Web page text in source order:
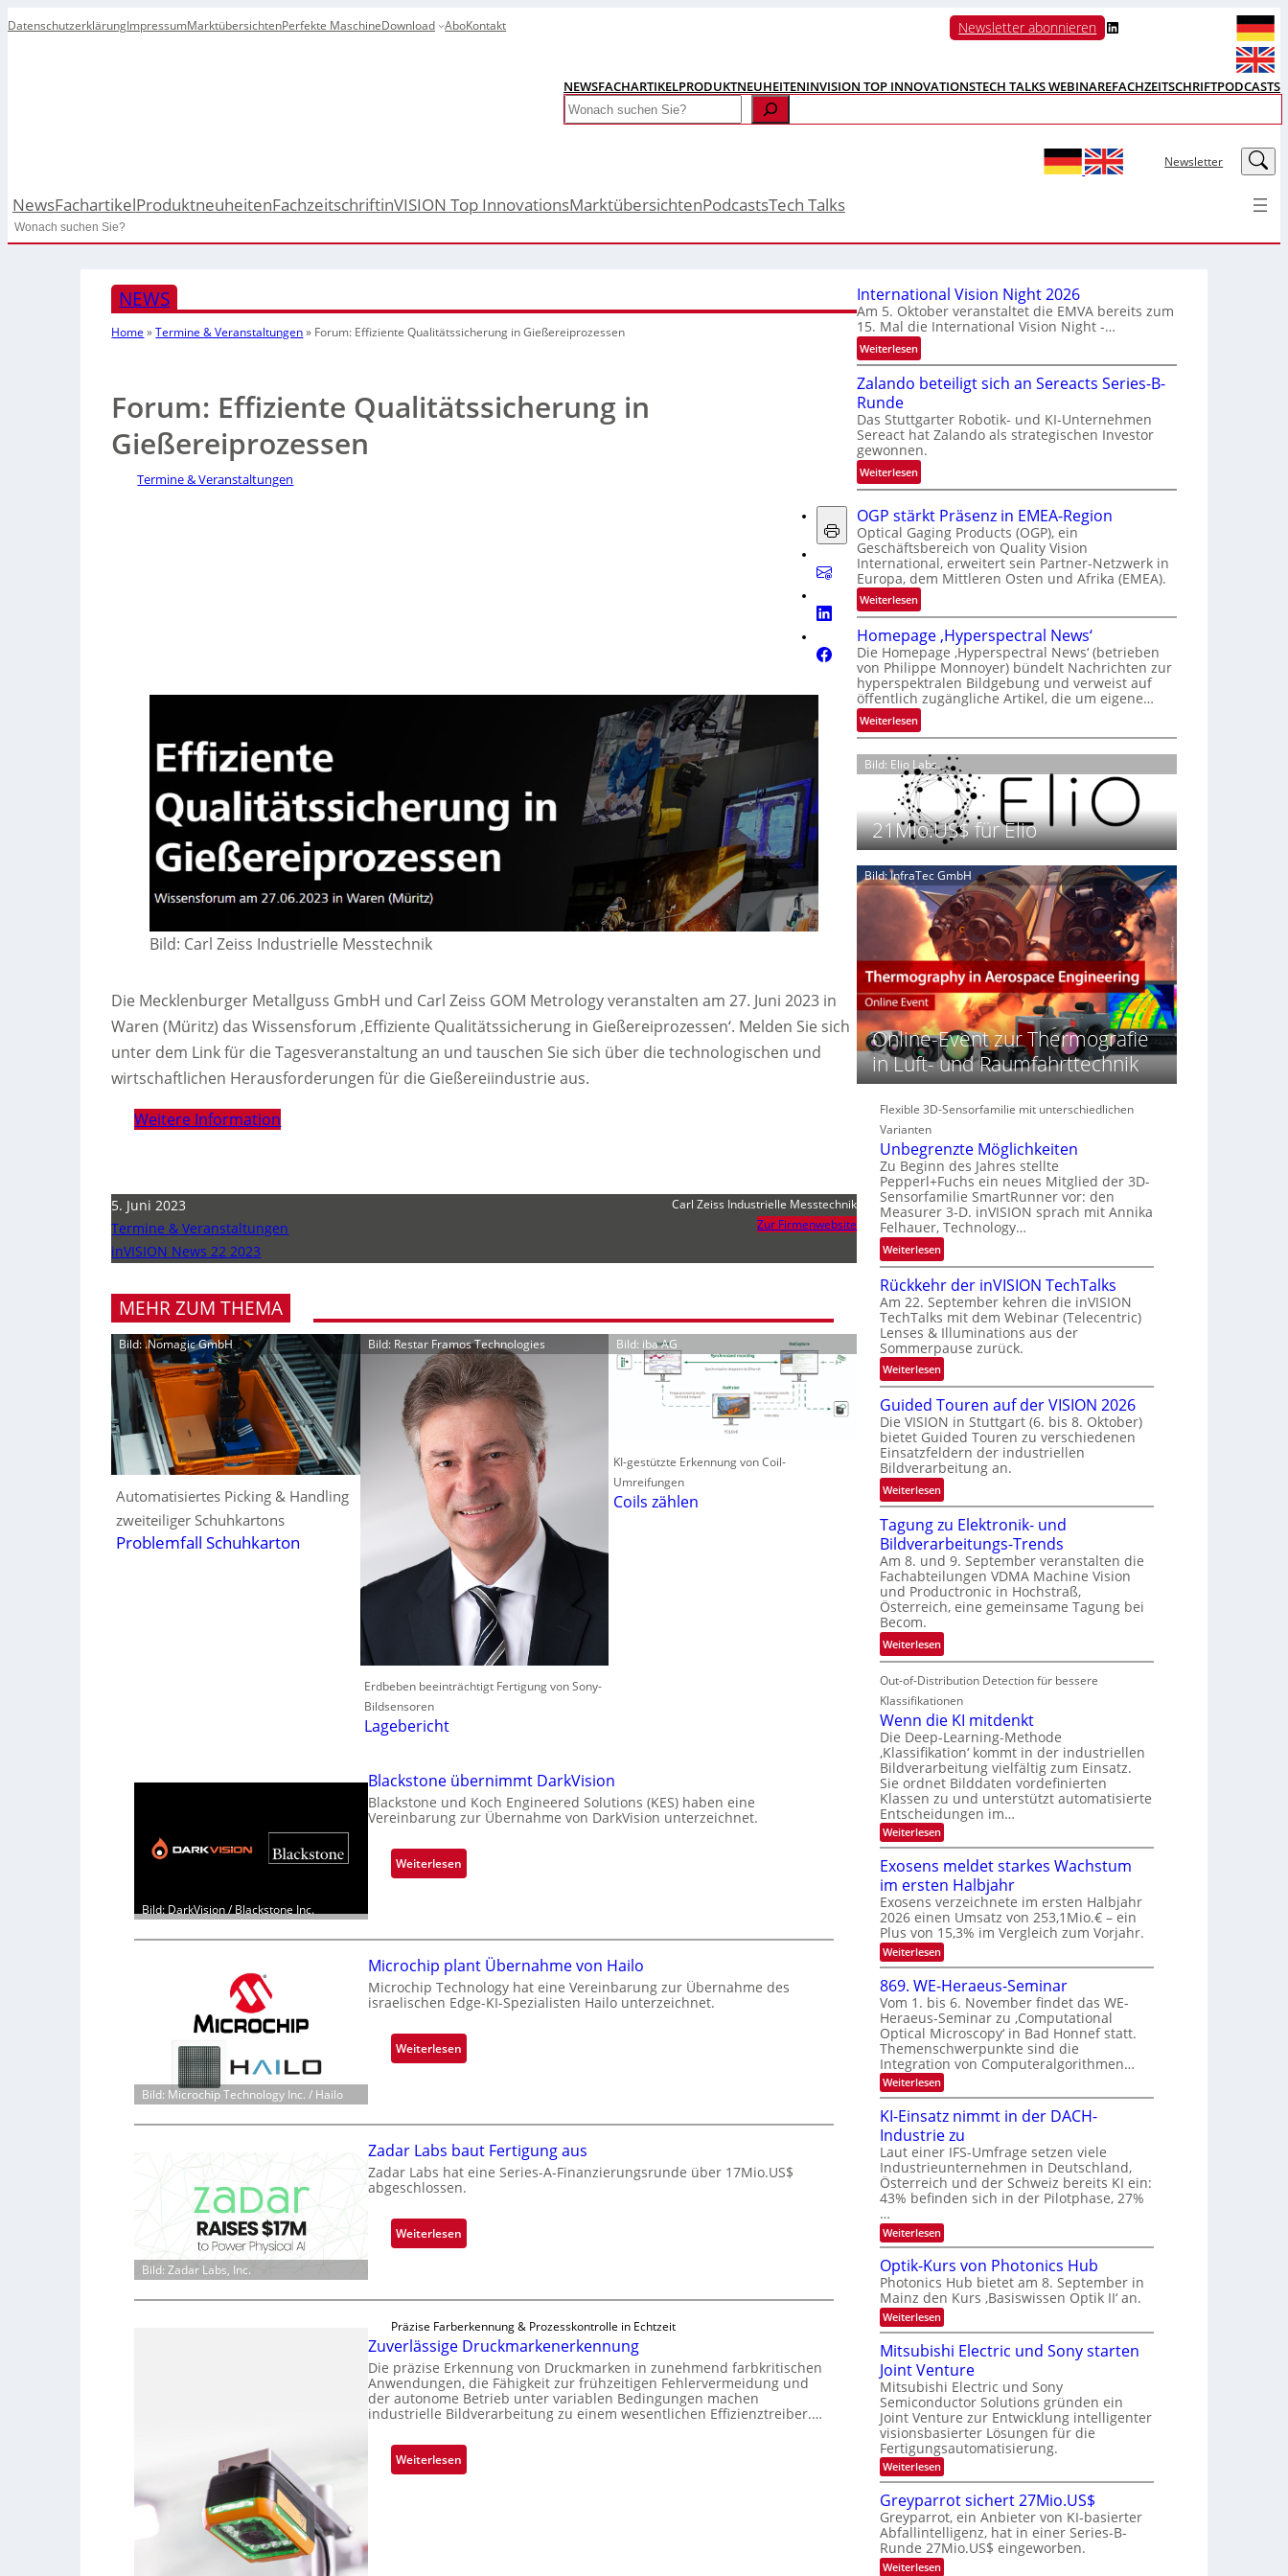
DatenschutzerklärungImpressumMarktübersichtenPerfekte MaschineDownload AboKontakt Newsletter abonnieren LinkedIn
NEWSFACHARTIKELPRODUKTNEUHEITENINVISION TOP INNOVATIONSTECH TALKS WEBINAREFACHZEITSCHRIFTPODCASTS
Search
Newsletter LinkedIn
NewsFachartikelProduktneuheitenFachzeitschriftinVISION Top InnovationsMarktübersichtenPodcastsTech Talks
Search
NEWS
Home »Termine & Veranstaltungen» Forum: Effiziente Qualitätssicherung in Gießereiprozessen
Forum: Effiziente Qualitätssicherung in
Gießereiprozessen
Termine & Veranstaltungen
Bild: Carl Zeiss Industrielle Messtechnik
Die Mecklenburger Metallguss GmbH und Carl Zeiss GOM Metrology veranstalten am 27. Juni 2023 in
Waren (Müritz) das Wissensforum ‚Effiziente Qualitätssicherung in Gießereiprozessen‘. Melden Sie sich
unter dem Link für die Tagesveranstaltung an und tauschen Sie sich über die technologischen und
wirtschaftlichen Herausforderungen für die Gießereiindustrie aus.
Weitere Information
5. Juni 2023
Termine & Veranstaltungen
inVISION News 22 2023
Carl Zeiss Industrielle Messtechnik
Zur Firmenwebsite
MEHR ZUM THEMA
Bild: .Nomagic GmbH
Automatisiertes Picking & Handling
zweiteiliger Schuhkartons
Problemfall Schuhkarton
Bild: Restar Framos Technologies
Erdbeben beeinträchtigt Fertigung von Sony-
Bildsensoren
Lagebericht
Bild: iba AG
KI-gestützte Erkennung von Coil-
Umreifungen
Coils zählen
Bild: DarkVision / Blackstone Inc.
Blackstone übernimmt DarkVision
Blackstone und Koch Engineered Solutions (KES) haben eine
Vereinbarung zur Übernahme von DarkVision unterzeichnet.
Weiterlesen:
B
c
k
s
t
n
e
e
r
n
i
m
t
r
k
V
i
s
i
n
Bild: Microchip Technology Inc. / Hailo
Microchip plant Übernahme von Hailo
Microchip Technology hat eine Vereinbarung zur Übernahme des
israelischen Edge-KI-Spezialisten Hailo unterzeichnet.
Weiterlesen:
M
r
o
c
h
p
p
t
Ü
b
e
r
a
h
Bild: Zadar Labs, Inc.
Zadar Labs baut Fertigung aus
Zadar Labs hat eine Series-A-Finanzierungsrunde über 17Mio.US$
abgeschlossen.
Weiterlesen:
Z
r
L
a
b
s
u
Präzise Farberkennung & Prozesskontrolle in Echtzeit
Zuverlässige Druckmarkenerkennung
Die präzise Erkennung von Druckmarken in zunehmend farbkritischen
Anwendungen, die Fähigkeit zur frühzeitigen Fehlervermeidung und
der autonome Betrieb unter variablen Bedingungen machen
industrielle Bildverarbeitung zu einem wesentlichen Effizienztreiber.…
Weiterlesen:
Z
International Vision Night 2026
Am 5. Oktober veranstaltet die EMVA bereits zum
15. Mal die International Vision Night -…
Weiterlesen:
I
n
e
r
n
a
t
i
o
n
a
l
V
i
s
i
o
n
N
i
h
t
2
0
2
Zalando beteiligt sich an Sereacts Series-B-
Runde
Das Stuttgarter Robotik- und KI-Unternehmen
Sereact hat Zalando als strategischen Investor
gewonnen.
Weiterlesen:
Z
a
l
a
n
d
o
b
e
t
e
i
l
i
t
s
i
c
h
a
n
S
e
e
a
c
t
S
e
r
e
s
-
B
-
R
u
n
d
e
OGP stärkt Präsenz in EMEA-Region
Optical Gaging Products (OGP), ein
Geschäftsbereich von Quality Vision
International, erweitert sein Partner-Netzwerk in
Europa, dem Mittleren Osten und Afrika (EMEA).
Weiterlesen:
O
G
P
s
t
ä
r
t
P
r
ä
s
e
n
z
i
E
M
E
A
R
e
g
o
n
Homepage ‚Hyperspectral News‘
Die Homepage ‚Hyperspectral News‘ (betrieben
von Philippe Monnoyer) bündelt Nachrichten zur
hyperspektralen Bildgebung und verweist auf
öffentlich zugängliche Artikel, die um eigene…
Weiterlesen:
H
o
m
e
p
a
g
e
‚
H
y
p
e
r
s
p
e
c
t
r
N
e
w
s
Bild: Elio Labs.
21Mio.US$ für Elio
Bild: InfraTec GmbH
Online-Event zur Thermografie
in Luft- und Raumfahrttechnik
Flexible 3D-Sensorfamilie mit unterschiedlichen
Varianten
Unbegrenzte Möglichkeiten
Zu Beginn des Jahres stellte
Pepperl+Fuchs ein neues Mitglied der 3D-
Sensorfamilie SmartRunner vor: den
Measurer 3-D. inVISION sprach mit Annika
Felhauer, Technology…
Weiterlesen:
U
n
b
e
g
r
e
z
t
e
M
g
l
i
c
h
k
e
i
t
e
n
Rückkehr der inVISION TechTalks
Am 22. September kehren die inVISION
TechTalks mit dem Webinar (Telecentric)
Lenses & Illuminations aus der
Sommerpause zurück.
Weiterlesen:
R
ü
c
k
k
e
h
d
e
r
i
n
I
S
I
O
N
T
e
c
h
T
a
l
k
Guided Touren auf der VISION 2026
Die VISION in Stuttgart (6. bis 8. Oktober)
bietet Guided Touren zu verschiedenen
Einsatzfeldern der industriellen
Bildverarbeitung an.
Weiterlesen:
G
u
i
d
e
d
T
o
u
e
n
a
u
f
d
e
r
V
I
S
I
O
N
2
0
2
6
Tagung zu Elektronik- und
Bildverarbeitungs-Trends
Am 8. und 9. September veranstalten die
Fachabteilungen VDMA Machine Vision
und Productronic in Hochstraß,
Österreich, eine gemeinsame Tagung bei
Becom.
Weiterlesen:
T
a
g
u
n
g
z
u
E
l
e
k
t
r
o
n
i
k
-
u
n
d
B
i
l
d
v
e
r
a
r
b
e
i
t
u
n
g
s
-
T
r
e
n
d
s
Out-of-Distribution Detection für bessere
Klassifikationen
Wenn die KI mitdenkt
Die Deep-Learning-Methode
‚Klassifikation‘ kommt in der industriellen
Bildverarbeitung vielfältig zum Einsatz.
Sie ordnet Bilddaten vordefinierten
Klassen zu und unterstützt automatisierte
Entscheidungen im…
Weiterlesen:
W
n
n
d
i
e
K
I
m
i
t
d
e
n
k
t
Exosens meldet starkes Wachstum
im ersten Halbjahr
Exosens verzeichnete im ersten Halbjahr
2026 einen Umsatz von 253,1Mio.€ – ein
Plus von 15,3% im Vergleich zum Vorjahr.
Weiterlesen:
E
x
o
s
e
n
s
m
e
l
d
e
t
s
t
a
r
k
e
W
a
h
s
t
u
m
m
e
r
s
t
e
n
H
a
l
b
j
a
h
r
869. WE-Heraeus-Seminar
Vom 1. bis 6. November findet das WE-
Heraeus-Seminar zu ‚Computational
Optical Microscopy‘ in Bad Honnef statt.
Themenschwerpunkte sind die
Integration von Computeralgorithmen…
Weiterlesen:
8
9
.
W
E
-
H
e
a
e
s
-
S
e
m
i
n
a
r
KI-Einsatz nimmt in der DACH-
Industrie zu
Laut einer IFS-Umfrage setzen viele
Industrieunternehmen in Deutschland,
Österreich und der Schweiz bereits KI ein:
43% befinden sich in der Pilotphase, 27%
…
Weiterlesen:
K
-
E
i
n
s
a
t
z
n
i
m
m
t
i
n
d
e
r
D
A
C
H
-
Optik-Kurs von Photonics Hub
Photonics Hub bietet am 8. September in
Mainz den Kurs ‚Basiswissen Optik II‘ an.
Weiterlesen:
O
p
t
i
k
-
K
u
r
s
v
o
P
h
o
t
o
n
Mitsubishi Electric und Sony starten
Joint Venture
Mitsubishi Electric und Sony
Semiconductor Solutions gründen ein
Joint Venture zur Entwicklung intelligenter
visionsbasierter Lösungen für die
Fertigungsautomatisierung.
Weiterlesen:
M
t
s
u
b
i
s
Greyparrot sichert 27Mio.US$
Greyparrot, ein Anbieter von KI-basierter
Abfallintelligenz, hat in einer Series-B-
Runde 27Mio.US$ eingeworben.
Weiterlesen: